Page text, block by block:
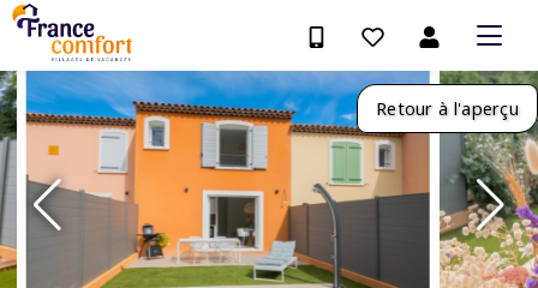
Retour à l'aperçu